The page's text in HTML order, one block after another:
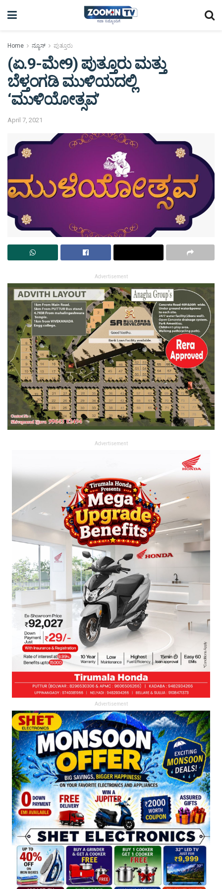
Home ನ್ಯೂಸ್ ಪುತ್ತೂರು
(ಏ.9-ಮೇ9) ಪುತ್ತೂರು ಮತ್ತು
ಬೆಳ್ತಂಗಡಿ ಮುಳಿಯದಲ್ಲಿ
‘ಮುಳಿಯೋತ್ಸವ’
April 7, 2021
Advertisement
Advertisement
Advertisement